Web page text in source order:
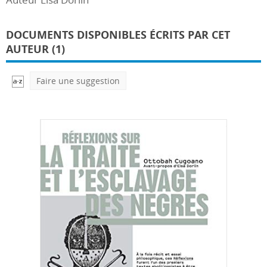
DOCUMENTS DISPONIBLES ÉCRITS PAR CET
AUTEUR (1)
Faire une suggestion